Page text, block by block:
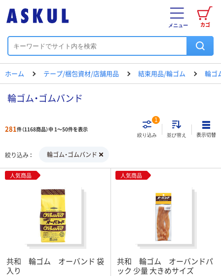
カゴ
メニュー
ホーム テープ/梱包資材/店舗用品 結束用品/輪ゴム 輪ゴ
輪ゴム・ゴムバンド
281件（1168商品）中 1～50件を表示
絞り込み
1
並び替え 表示切替
絞り込み 輪ゴム・ゴムバンド
人気商品
共和 輪ゴム オーバンド 袋
入り
人気商品
共和 輪ゴム オーバンドパ
ック 少量 大きめサイズ